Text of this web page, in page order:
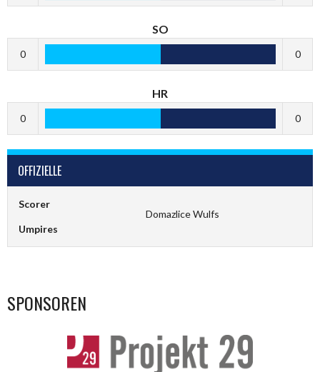
SO
0 0
HR
0 0
OFFIZIELLE
Scorer
Umpires
Domazlice Wulfs
SPONSOREN